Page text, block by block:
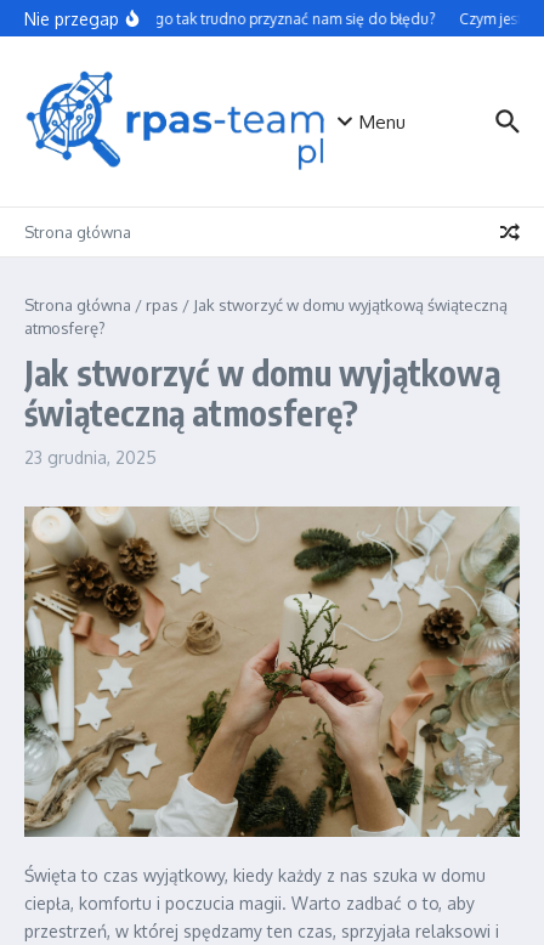
Przejdź do treści
Nie przegapDlaczego tak trudno przyznać nam się do błędu? Czym jest
Menu
Strona główna
Strona główna / rpas / Jak stworzyć w domu wyjątkową świąteczną
atmosferę?
Jak stworzyć w domu wyjątkową
świąteczną atmosferę?
23 grudnia, 2025
Święta to czas wyjątkowy, kiedy każdy z nas szuka w domu
ciepła, komfortu i poczucia magii. Warto zadbać o to, aby
przestrzeń, w której spędzamy ten czas, sprzyjała relaksowi i